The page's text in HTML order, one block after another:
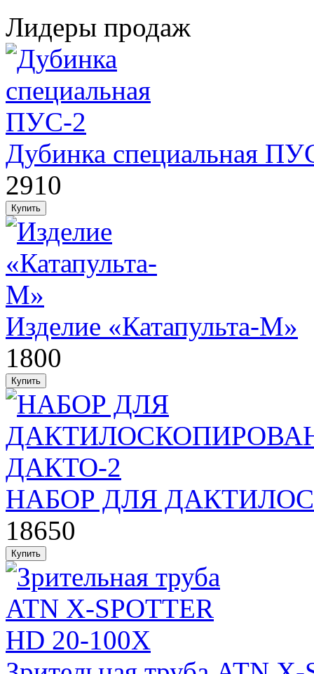
Лидеры продаж
Дубинка специальная
2910
Изделие «Катапульта-М»
1800
НАБОР ДЛЯ
18650